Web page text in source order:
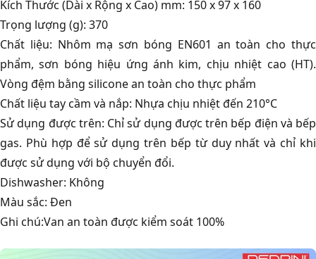
Kích Thước (Dài x Rộng x Cao) mm: 150 x 97 x 160
Trọng lượng (g): 370
Chất liệu: Nhôm mạ sơn bóng EN601 an toàn cho thực
phẩm, sơn bóng hiệu ứng ánh kim, chịu nhiệt cao (HT).
Vòng đệm bằng silicone an toàn cho thực phẩm
Chất liệu tay cầm và nắp: Nhựa chịu nhiệt đến 210°C
Sử dụng được trên: Chỉ sử dụng được trên bếp điện và bếp
gas. Phù hợp để sử dụng trên bếp từ duy nhất và chỉ khi
được sử dụng với bộ chuyển đổi.
Dishwasher: Không
Màu sắc: Đen
Ghi chú:Van an toàn được kiểm soát 100%